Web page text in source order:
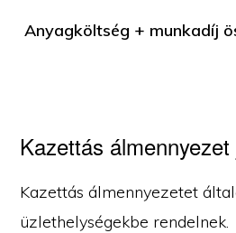
Anyagköltség + munkadíj
Kazettás
Kazettás álmennyezetet
üzlethelységekbe rendelnek.